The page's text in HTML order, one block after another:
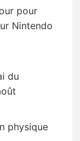
pour
Nintendo
du
physique